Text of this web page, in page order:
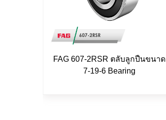
FAG 607-2RSR ตลับลูกปืนขนาด
7-19-6 Bearing